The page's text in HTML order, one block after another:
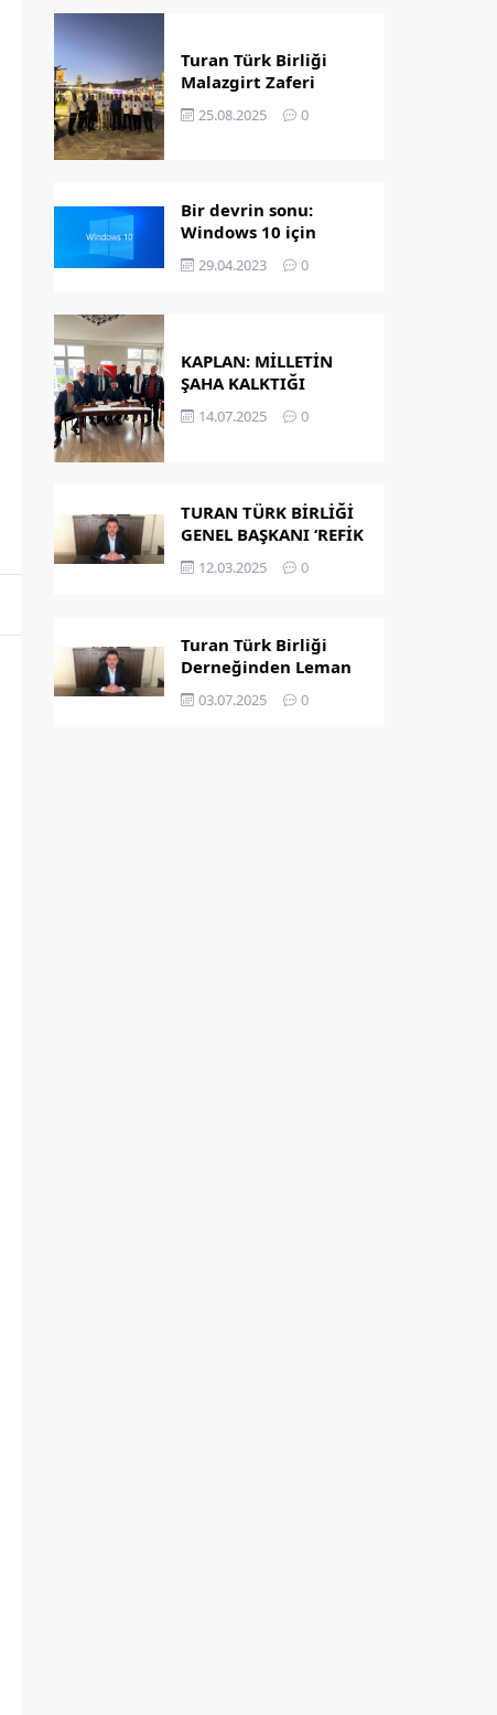
Turan Türk Birliği
Malazgirt Zaferi
Kutlamalarında
25.08.2025 0
Bir devrin sonu:
Windows 10 için
destek bitiyor!
29.04.2023 0
KAPLAN: MİLLETİN
ŞAHA KALKTIĞI
GÜNDÜR
14.07.2025 0
TURAN TÜRK BİRLİĞİ
GENEL BAŞKANI ‘REFİK
KAPLAN’ OLDU
12.03.2025 0
Turan Türk Birliği
Derneğinden Leman
Dergisi’nin
Peygamber
03.07.2025 0